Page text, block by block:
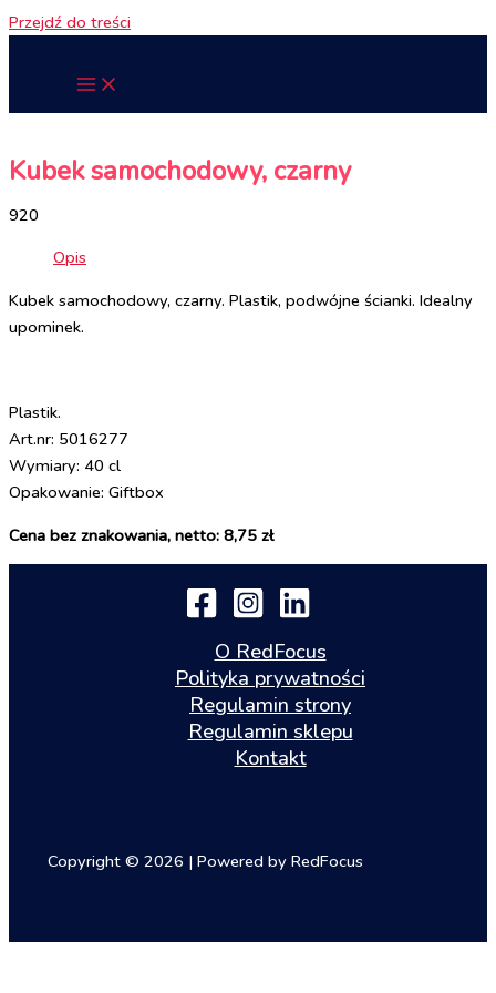
Przejdź do treści
Kubek samochodowy, czarny
920
Opis
Kubek samochodowy, czarny. Plastik, podwójne ścianki. Idealny
upominek.
Plastik.
Art.nr: 5016277
Wymiary: 40 cl
Opakowanie: Giftbox
Cena bez znakowania, netto: 8,75 zł
O RedFocus
Polityka prywatności
Regulamin strony
Regulamin sklepu
Kontakt
Copyright © 2026 | Powered by RedFocus